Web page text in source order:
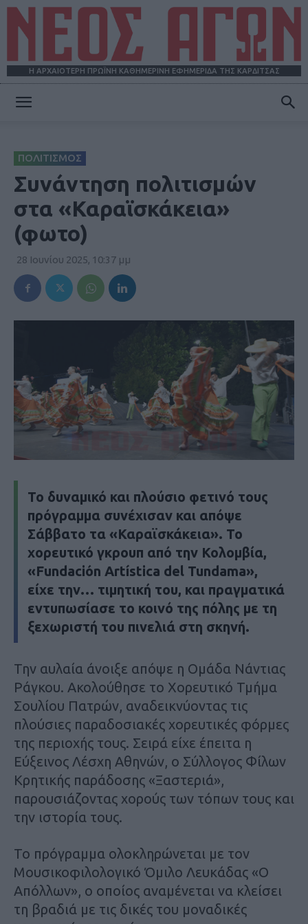
Η ΑΡΧΑΙΟΤΕΡΗ ΠΡΩΪΝΗ ΚΑΘΗΜΕΡΙΝΗ ΕΦΗΜΕΡΙΔΑ ΤΗΣ ΚΑΡΔΙΤΣΑΣ
ΠΟΛΙΤΙΣΜΟΣ
Συνάντηση πολιτισμών
στα «Καραϊσκάκεια»
(φωτο)
28 Ιουνίου 2025, 10:37 μμ
Το δυναμικό και πλούσιο φετινό τους
πρόγραμμα συνέχισαν και απόψε
Σάββατο τα «Καραϊσκάκεια». Το
χορευτικό γκρουπ από την Κολομβία,
«Fundación Artística del Tundama»,
είχε την… τιμητική του, και πραγματικά
εντυπωσίασε το κοινό της πόλης με τη
ξεχωριστή του πινελιά στη σκηνή.
Την αυλαία άνοιξε απόψε η Ομάδα Νάντιας
Ράγκου. Ακολούθησε το Χορευτικό Τμήμα
Σουλίου Πατρών, αναδεικνύοντας τις
πλούσιες παραδοσιακές χορευτικές φόρμες
της περιοχής τους. Σειρά είχε έπειτα η
Εύξεινος Λέσχη Αθηνών, ο Σύλλογος Φίλων
Κρητικής παράδοσης «Ξαστεριά»,
παρουσιάζοντας χορούς των τόπων τους και
την ιστορία τους.
Το πρόγραμμα ολοκληρώνεται με τον
Μουσικοφιλολογικό Όμιλο Λευκάδας «Ο
Απόλλων», ο οποίος αναμένεται να κλείσει
τη βραδιά με τις δικές του μοναδικές